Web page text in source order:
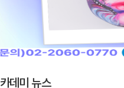
데미 뉴스